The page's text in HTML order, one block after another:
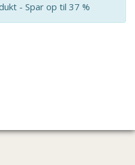
- Spar op til 37 %